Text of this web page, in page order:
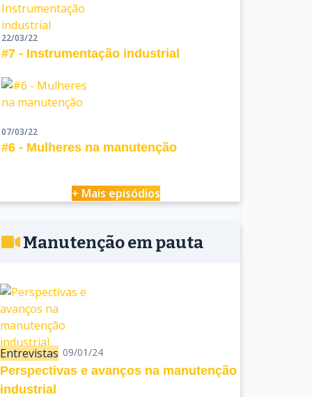
22/03/22
#7 - Instrumentação industrial
07/03/22
#6 - Mulheres na manutenção
+ Mais episódios
Manutenção em pauta
Entrevistas 09/01/24
Perspectivas e avanços na manutenção
industrial